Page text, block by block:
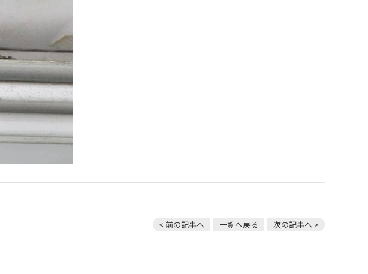
< 前の記事へ 一覧へ戻る 次の記事へ >